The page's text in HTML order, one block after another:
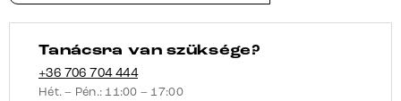
Tanácsra van szüksége?
+36 706 704 444
Hét. – Pén.: 11:00 – 17:00